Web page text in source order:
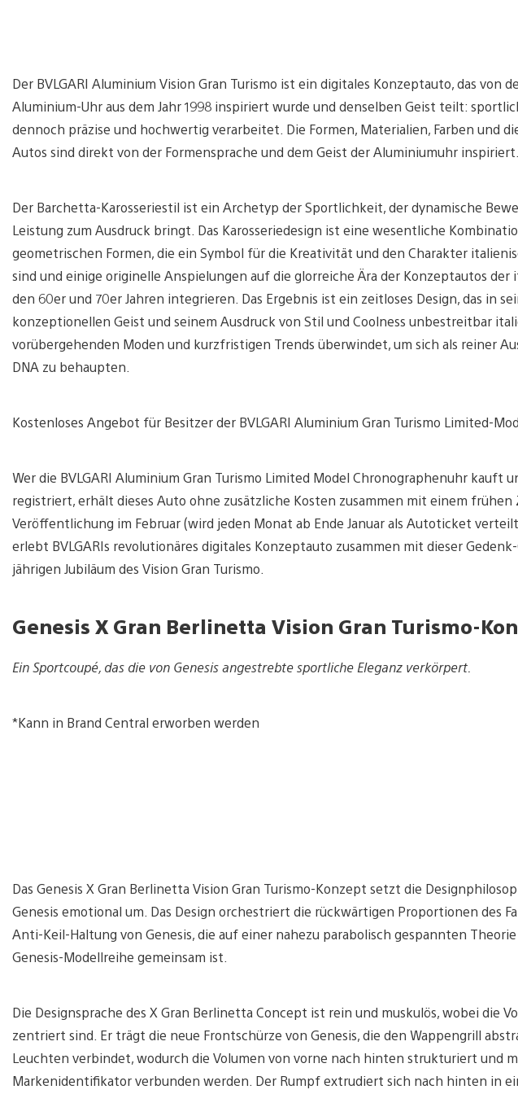
Der BVLGARI Aluminium Vision Gran Turismo ist ein digitales Konzeptauto, das von
Aluminium-Uhr aus dem Jahr 1998 inspiriert wurde und denselben Geist teilt:
dennoch präzise und hochwertig verarbeitet. Die Formen, Materialien, Farben und
Autos sind direkt von der Formensprache und dem Geist der Aluminiumuhr inspiriert.
Der Barchetta-Karosseriestil ist ein Archetyp der Sportlichkeit, der dynamische
Leistung zum Ausdruck bringt. Das Karosseriedesign ist eine wesentliche
geometrischen Formen, die ein Symbol für die Kreativität und den Charakter
sind und einige originelle Anspielungen auf die glorreiche Ära der Konzeptautos der
den 60er und 70er Jahren integrieren. Das Ergebnis ist ein zeitloses Design, das in
konzeptionellen Geist und seinem Ausdruck von Stil und Coolness unbestreitbar
vorübergehenden Moden und kurzfristigen Trends überwindet, um sich als reiner
DNA zu behaupten.
Kostenloses Angebot für Besitzer der BVLGARI Aluminium Gran Turismo Limited-
Wer die BVLGARI Aluminium Gran Turismo Limited Model Chronographenuhr kauft
registriert, erhält dieses Auto ohne zusätzliche Kosten zusammen mit einem frühen
Veröffentlichung im Februar (wird jeden Monat ab Ende Januar als Autoticket
erlebt BVLGARIs revolutionäres digitales Konzeptauto zusammen mit dieser
jährigen Jubiläum des Vision Gran Turismo.
Genesis X Gran Berlinetta Vision Gran Turismo-
Ein Sportcoupé, das die von Genesis angestrebte sportliche Eleganz verkörpert.
*Kann in Brand Central erworben werden
Das Genesis X Gran Berlinetta Vision Gran Turismo-Konzept setzt die
Genesis emotional um. Das Design orchestriert die rückwärtigen Proportionen des
Anti-Keil-Haltung von Genesis, die auf einer nahezu parabolisch gespannten
Genesis-Modellreihe gemeinsam ist.
Die Designsprache des X Gran Berlinetta Concept ist rein und muskulös, wobei die
zentriert sind. Er trägt die neue Frontschürze von Genesis, die den Wappengrill
Leuchten verbindet, wodurch die Volumen von vorne nach hinten strukturiert und
Markenidentifikator verbunden werden. Der Rumpf extrudiert sich nach hinten in